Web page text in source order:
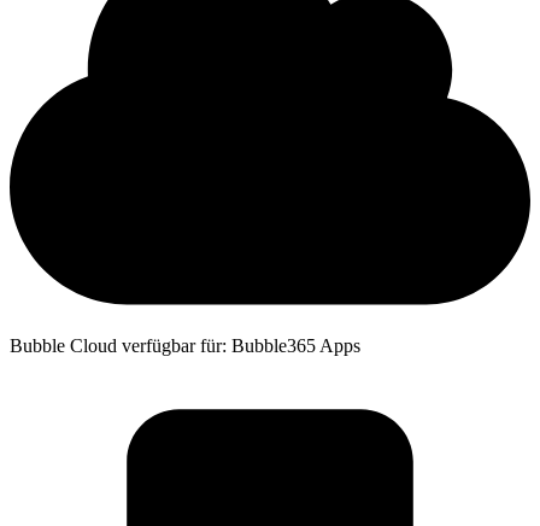
Bubble Cloud verfügbar für: Bubble365 Apps